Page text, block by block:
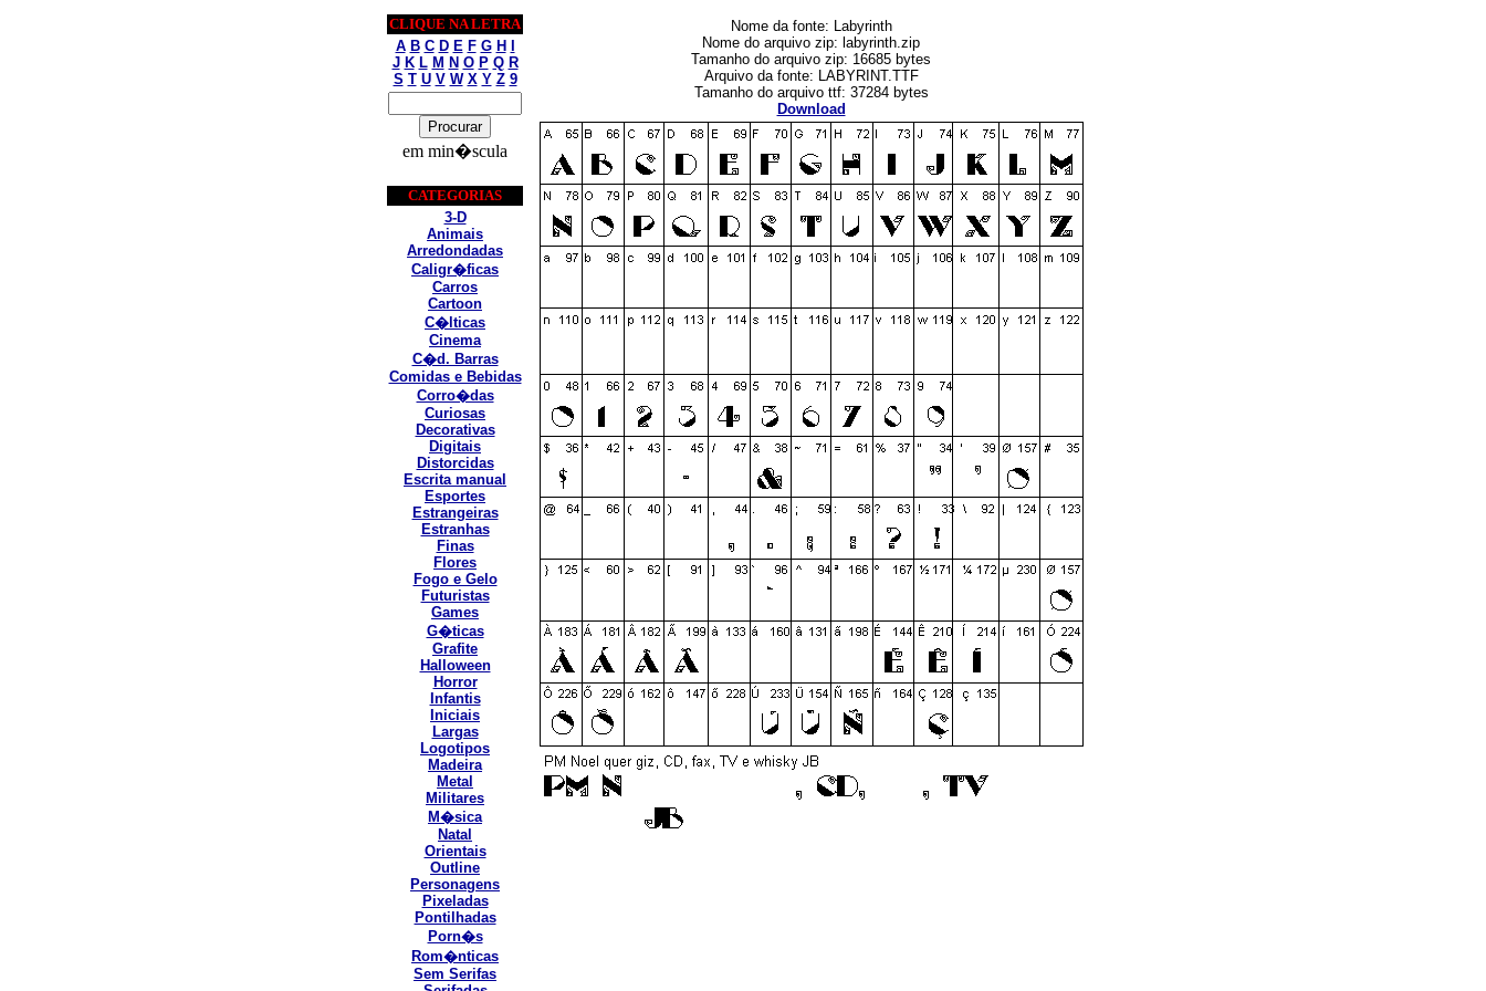
CLIQUE NA LETRA
A B C D E F G H
J K L M N O P Q R
S T U V W X Y Z 9
em min�scula
CATEGORIAS
3-D
Animais
Arredondadas
Caligr�ficas
Carros
Cartoon
C�lticas
Cinema
C�d. Barras
Comidas e Bebidas
Corro�das
Curiosas
Decorativas
Digitais
Distorcidas
Escrita manual
Esportes
Estrangeiras
Estranhas
Finas
Flores
Fogo e Gelo
Futuristas
Games
G�ticas
Grafite
Halloween
Horror
Infantis
Iniciais
Largas
Logotipos
Madeira
Metal
Militares
M�sica
Natal
Orientais
Outline
Personagens
Pixeladas
Pontilhadas
Porn�s
Rom�nticas
Sem Serifas
Nome da fonte: Labyrinth
Nome do arquivo zip: labyrinth.zip
Tamanho do arquivo zip: 16685 bytes
Arquivo da fonte: LABYRINT.TTF
Tamanho do arquivo ttf: 37284 bytes
Download